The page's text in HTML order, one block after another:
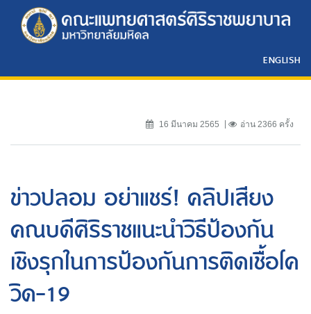
ENGLISH
16 มีนาคม 2565 อ่าน 2366 ครั้ง
ข่าวปลอม อย่าแชร์! คลิปเสียง
คณบดีศิริราชแนะนำวิธีป้องกัน
เชิงรุกในการป้องกันการติดเชื้อโค
วิด-19